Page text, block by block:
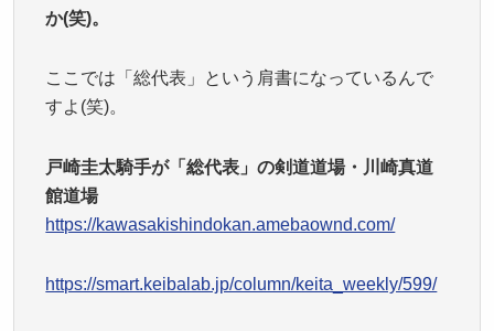
か(笑)。
ここでは「総代表」という肩書になっているんで
すよ(笑)。
戸崎圭太騎手が「総代表」の剣道道場・川崎真道
館道場
https://kawasakishindokan.amebaownd.com/
https://smart.keibalab.jp/column/keita_weekly/599/